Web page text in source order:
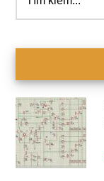
kiếm...